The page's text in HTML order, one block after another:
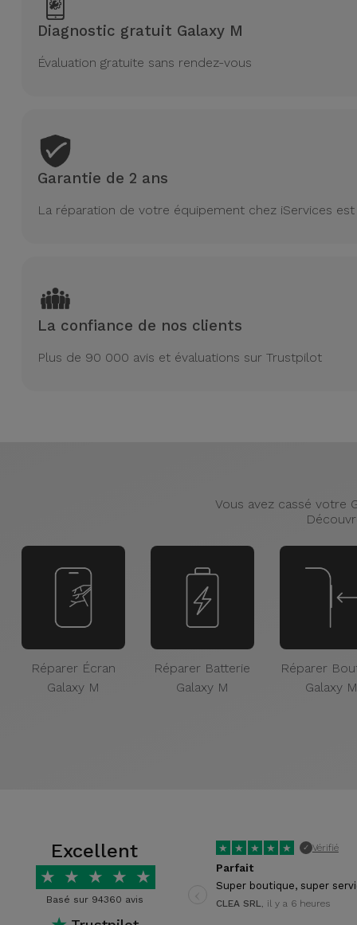
Diagnostic gratuit Galaxy M
Évaluation gratuite sans rendez-vous
Garantie de 2 ans
La réparation de votre équipement chez iServices est
La confiance de nos clients
Plus de 90 000 avis et évaluations sur Trustpilot
Vous avez cassé votre
Réparer Écran
Galaxy M
Réparer Batterie
Galaxy M
Réparer
Galaxy M
Excellent
★ ★ ★ ★ ★
Basé sur 94360 avis
★ ★ ★ ★ ★ ✓ Vérifié
Parfait
Super boutique, super
CLEA SRL, il y a 6 heures